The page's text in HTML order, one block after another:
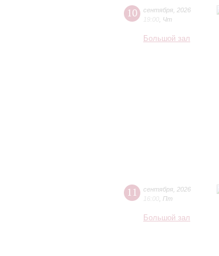
10 сентября 2026
19:00 Чт
Большой зал
11 сентября 2026
16:00 Пт
Большой зал